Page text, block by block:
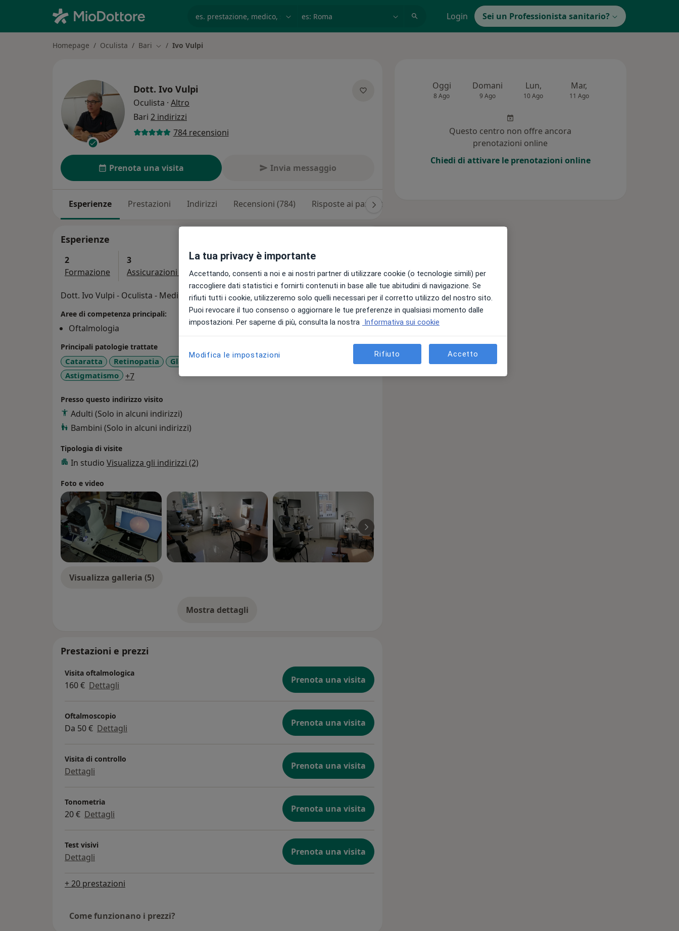
Login Sei un Professionista sanitario?
Homepage Oculista Bari Cambia città
Ivo Vulpi
Dott. Ivo Vulpi
Oculista · Altro
Bari 2 indirizzi
784 recensioni
Prenota una visita Invia messaggio
Esperienze Prestazioni Indirizzi Recensioni (784) Risposte ai pazienti (4)
Esperienze
2
Formazione
3
Assicurazioni accettate
Dott. Ivo Vulpi - Oculista - Medico di Medicina generale.
Aree di competenza principali:
Oftalmologia
Principali patologie trattate
Cataratta Retinopatia Glaucoma
Degenerazione maculare
Astigmatismo
+7a11y_sr_more_diseases
Presso questo indirizzo visito
Adulti (Solo in alcuni indirizzi)
Bambini (Solo in alcuni indirizzi)
Tipologia di visite
In studio Visualizza gli indirizzi (2)
Foto e video
Visualizza galleria (5)
Mostra dettagli
sull'esperienza
Prestazioni e prezzi
Visita oftalmologica
160 € Dettagli Prenota una visita
Oftalmoscopio
Da 50 € Dettagli Prenota una visita
Visita di controllo
Dettagli Prenota una visita
Tonometria
20 € Dettagli Prenota una visita
Test visivi
Dettagli Prenota una visita
+ 20 prestazioni
Come funzionano i prezzi?
Oggi
8 Ago
Domani
9 Ago
Lun,
10 Ago
Mar,
11 Ago
Questo centro non offre ancora
prenotazioni online
Chiedi di attivare le prenotazioni online
La tua privacy è importante
Accettando, consenti a noi e ai nostri partner di utilizzare cookie (o tecnologie simili) per
raccogliere dati statistici e fornirti contenuti in base alle tue abitudini di navigazione. Se
rifiuti tutti i cookie, utilizzeremo solo quelli necessari per il corretto utilizzo del nostro sito.
Puoi revocare il tuo consenso o aggiornare le tue preferenze in qualsiasi momento dalle
impostazioni. Per saperne di più, consulta la nostra Informativa sui cookie
Modifica le impostazioni Rifiuto Accetto